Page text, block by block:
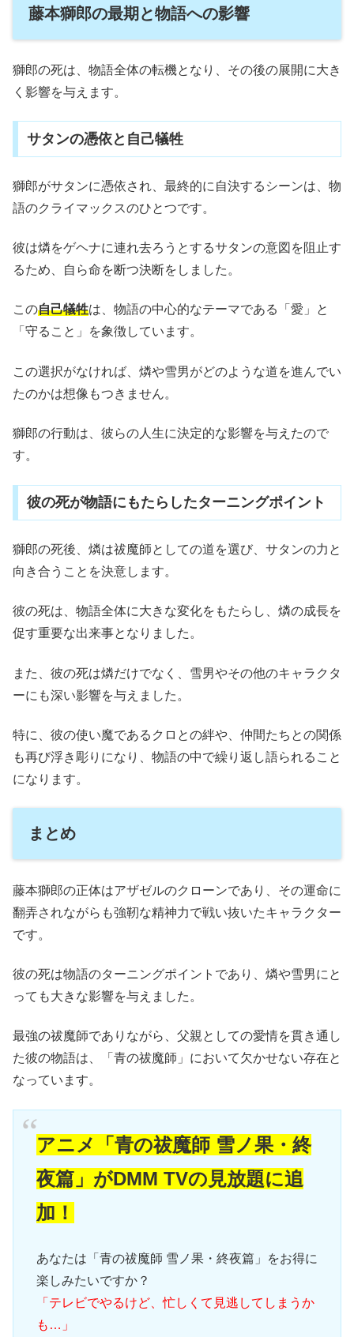
藤本獅郎の最期と物語への影響
獅郎の死は、物語全体の転機となり、その後の展開に大き
く影響を与えます。
サタンの憑依と自己犠牲
獅郎がサタンに憑依され、最終的に自決するシーンは、物
語のクライマックスのひとつです。
彼は燐をゲヘナに連れ去ろうとするサタンの意図を阻止す
るため、自ら命を断つ決断をしました。
この自己犠牲は、物語の中心的なテーマである「愛」と
「守ること」を象徴しています。
この選択がなければ、燐や雪男がどのような道を進んでい
たのかは想像もつきません。
獅郎の行動は、彼らの人生に決定的な影響を与えたので
す。
彼の死が物語にもたらしたターニングポイント
獅郎の死後、燐は祓魔師としての道を選び、サタンの力と
向き合うことを決意します。
彼の死は、物語全体に大きな変化をもたらし、燐の成長を
促す重要な出来事となりました。
また、彼の死は燐だけでなく、雪男やその他のキャラクタ
ーにも深い影響を与えました。
特に、彼の使い魔であるクロとの絆や、仲間たちとの関係
も再び浮き彫りになり、物語の中で繰り返し語られること
になります。
まとめ
藤本獅郎の正体はアザゼルのクローンであり、その運命に
翻弄されながらも強靭な精神力で戦い抜いたキャラクター
です。
彼の死は物語のターニングポイントであり、燐や雪男にと
っても大きな影響を与えました。
最強の祓魔師でありながら、父親としての愛情を貫き通し
た彼の物語は、「青の祓魔師」において欠かせない存在と
なっています。
アニメ「青の祓魔師 雪ノ果・終
夜篇」がDMM TVの見放題に追
加！
あなたは「青の祓魔師 雪ノ果・終夜篇」をお得に
楽しみたいですか？
「テレビでやるけど、忙しくて見逃してしまうか
も…」